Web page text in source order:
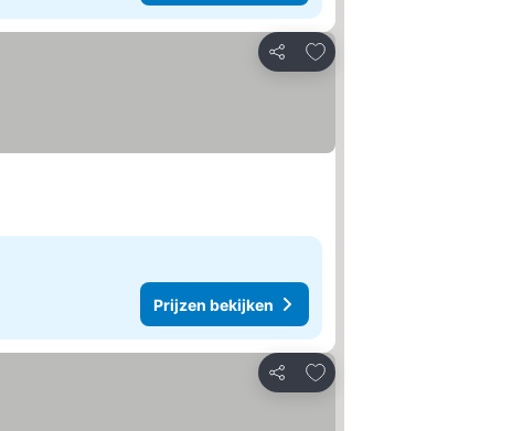
Delen
Toevoegen aan favorieten
Prijzen bekijken
Delen
Toevoegen aan favorieten